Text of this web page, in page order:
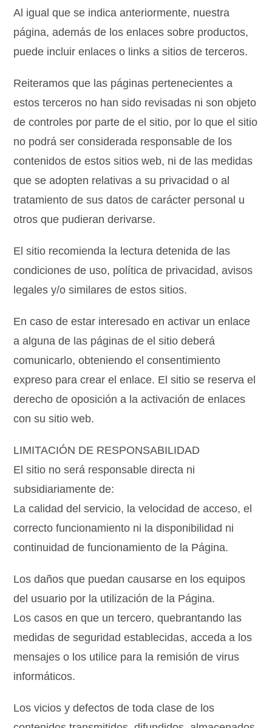
Al igual que se indica anteriormente, nuestra
página, además de los enlaces sobre productos,
puede incluir enlaces o links a sitios de terceros.
Reiteramos que las páginas pertenecientes a
estos terceros no han sido revisadas ni son objeto
de controles por parte de el sitio, por lo que el sitio
no podrá ser considerada responsable de los
contenidos de estos sitios web, ni de las medidas
que se adopten relativas a su privacidad o al
tratamiento de sus datos de carácter personal u
otros que pudieran derivarse.
El sitio recomienda la lectura detenida de las
condiciones de uso, política de privacidad, avisos
legales y/o similares de estos sitios.
En caso de estar interesado en activar un enlace
a alguna de las páginas de el sitio deberá
comunicarlo, obteniendo el consentimiento
expreso para crear el enlace. El sitio se reserva el
derecho de oposición a la activación de enlaces
con su sitio web.
LIMITACIÓN DE RESPONSABILIDAD
El sitio no será responsable directa ni
subsidiariamente de:
La calidad del servicio, la velocidad de acceso, el
correcto funcionamiento ni la disponibilidad ni
continuidad de funcionamiento de la Página.
Los daños que puedan causarse en los equipos
del usuario por la utilización de la Página.
Los casos en que un tercero, quebrantando las
medidas de seguridad establecidas, acceda a los
mensajes o los utilice para la remisión de virus
informáticos.
Los vicios y defectos de toda clase de los